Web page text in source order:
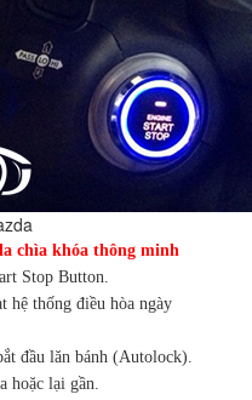
chìa khóa thông minh
Stop Button.
thống điều hòa ngày
đầu lăn bánh (Autolock).
hoặc lại gần.